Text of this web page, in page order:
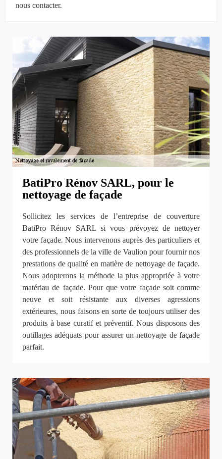
nous contacter.
BatiPro Rénov SARL, pour le
nettoyage de façade
Sollicitez les services de l’entreprise de couverture
BatiPro Rénov SARL si vous prévoyez de nettoyer
votre façade. Nous intervenons auprès des particuliers et
des professionnels de la ville de Vaulion pour fournir nos
prestations de qualité en matière de nettoyage de façade.
Nous adopterons la méthode la plus appropriée à votre
matériau de façade. Pour que votre façade soit comme
neuve et soit résistante aux diverses agressions
extérieures, nous faisons en sorte de toujours utiliser des
produits à base curatif et préventif. Nous disposons des
outillages adéquats pour assurer un nettoyage de façade
parfait.